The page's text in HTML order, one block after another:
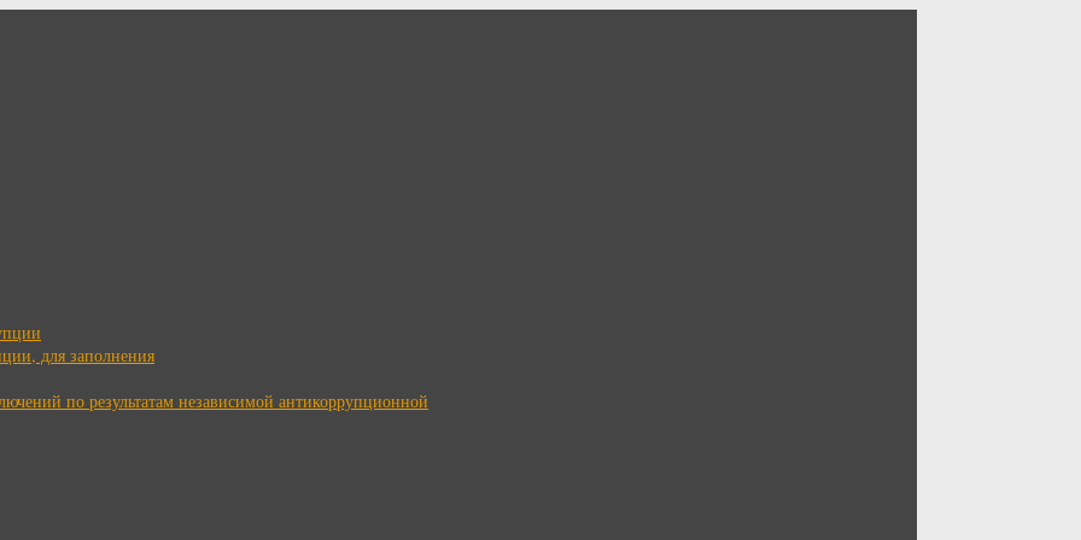
для заполнения
по результатам независимой антикоррупционной